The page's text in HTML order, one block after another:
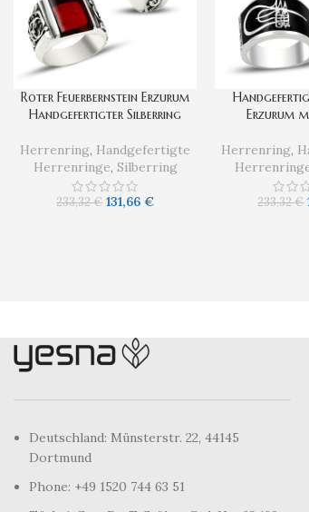
Roter Feuerbernstein Erzurum
Handgefertigter Silberring
Herrenring, Handgefertigte
Herrenringe, Silberring
233,32€ 131,66€
Erzurum
Herrenring,
233,32€
Deutschland: Münsterstr. 22, 44145
Dortmund
Phone: +49 1520 744 63 51